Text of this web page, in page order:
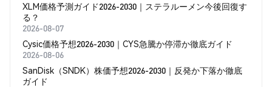
XLM価格予測ガイド2026-2030｜ステラルーメン今後回復す
る？
2026-08-07
Cysic価格予想2026-2030｜CYS急騰か停滞か徹底ガイド
2026-08-06
SanDisk（SNDK）株価予想2026-2030｜反発か下落か徹底
ガイド